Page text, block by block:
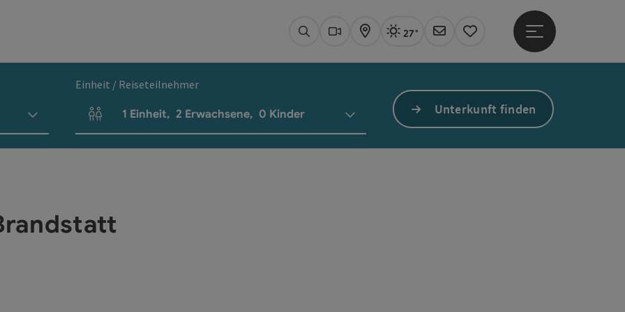
SuchenWebcams
KarteAktuelles Wetter Linz, sonnig
27°
Newsletter
Merkzettel
Hauptmenü öffnen
Einheit / Reiseteilnehmer
Einheitenanzahl und Personenfelder
1 Einheit, 2 Erwachsene, 0 Kinder Unterkunft finden